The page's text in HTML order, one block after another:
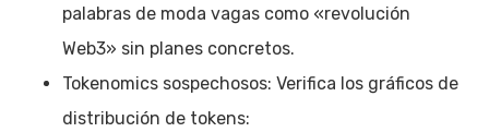
palabras de moda vagas como «revolución
Web3» sin planes concretos.
Tokenomics sospechosos: Verifica los gráficos de
distribución de tokens: